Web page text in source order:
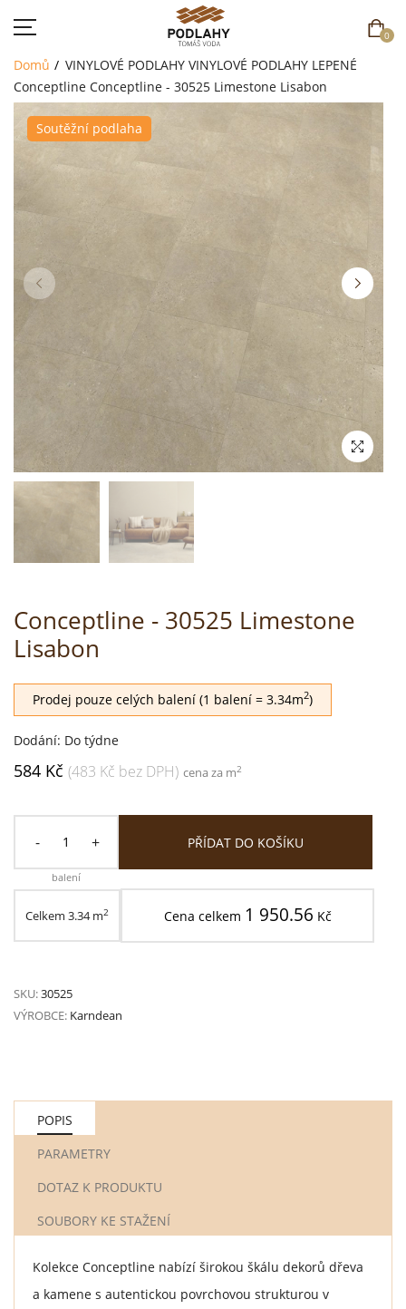
0
SORTIMENT
AKCE
CENÍK
REFERENCE
SOUTĚŽ
KONTAKT
Domů VINYLOVÉ PODLAHY VINYLOVÉ PODLAHY LEPENÉ
Conceptline Conceptline - 30525 Limestone Lisabon
Soutěžní podlaha
Conceptline - 30525 Limestone
Lisabon
Prodej pouze celých balení (1 balení = 3.34m2)
Dodání: Do týdne
584 Kč (483 Kč bez DPH) cena za m2
- +
balení
PŘÍDAT DO KOŠÍKU
Celkem 3.34m2 Cena celkem 1 950.56 Kč
SKU:30525
VÝROBCE: Karndean
POPIS
PARAMETRY
DOTAZ K PRODUKTU
SOUBORY KE STAŽENÍ
Kolekce Conceptline nabízí širokou škálu dekorů dřeva
a kamene s autentickou povrchovou strukturou v